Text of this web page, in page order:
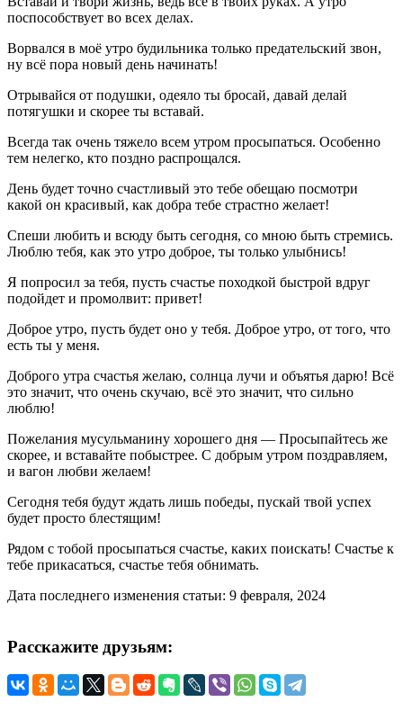
поспособствует во всех делах.
Ворвался в моё утро будильника только предательский звон,
ну всё пора новый день начинать!
Отрывайся от подушки, одеяло ты бросай, давай делай
потягушки и скорее ты вставай.
Всегда так очень тяжело всем утром просыпаться. Особенно
тем нелегко, кто поздно распрощался.
День будет точно счастливый это тебе обещаю посмотри
какой он красивый, как добра тебе страстно желает!
Спеши любить и всюду быть сегодня, со мною быть стремись.
Люблю тебя, как это утро доброе, ты только улыбнись!
Я попросил за тебя, пусть счастье походкой быстрой вдруг
подойдет и промолвит: привет!
Доброе утро, пусть будет оно у тебя. Доброе утро, от того, что
есть ты у меня.
Доброго утра счастья желаю, солнца лучи и объятья дарю! Всё
это значит, что очень скучаю, всё это значит, что сильно
люблю!
Пожелания мусульманину хорошего дня — Просыпайтесь же
скорее, и вставайте побыстрее. С добрым утром поздравляем,
и вагон любви желаем!
Сегодня тебя будут ждать лишь победы, пускай твой успех
будет просто блестящим!
Рядом с тобой просыпаться счастье, каких поискать! Счастье к
тебе прикасаться, счастье тебя обнимать.
Дата последнего изменения статьи: 9 февраля, 2024
Расскажите друзьям: